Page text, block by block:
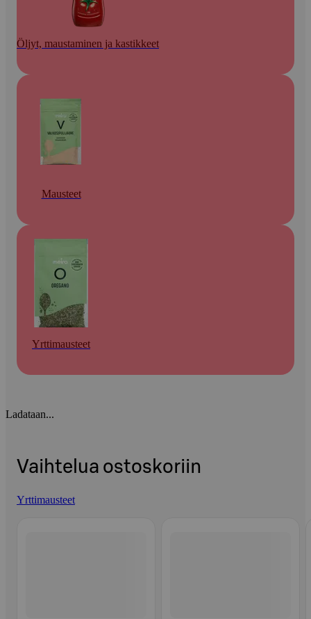
Öljyt, maustaminen ja kastikkeet
Mausteet
Yrttimausteet
Ladataan...
Vaihtelua ostoskoriin
Yrttimausteet